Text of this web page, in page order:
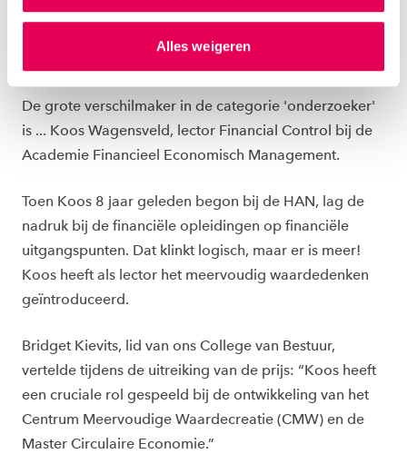
gepersonaliseerde advertenties te plaatsen. Lees
cookiestatement. Via ‘Zelf instellen’ kun je ook zelf
instellen welke cookies we plaatsen. Je kunt je
onscookiestatement
Alles weigeren
WINNENDE ONDERZOEKER AAN HET
WOORD
De grote verschilmaker in de categorie 'onderzoeker'
is ... Koos Wagensveld, lector Financial Control bij de
Academie Financieel Economisch Management.
Toen Koos 8 jaar geleden begon bij de HAN, lag de
nadruk bij de financiële opleidingen op financiële
uitgangspunten. Dat klinkt logisch, maar er is meer!
Koos heeft als lector het meervoudig waardedenken
geïntroduceerd.
Bridget Kievits, lid van ons College van Bestuur,
vertelde tijdens de uitreiking van de prijs: “Koos heeft
een cruciale rol gespeeld bij de ontwikkeling van het
Centrum Meervoudige Waardecreatie (CMW) en de
Master Circulaire Economie.”